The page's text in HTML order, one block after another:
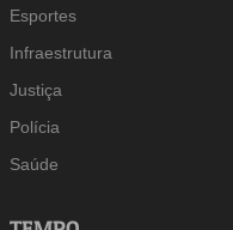
Esportes
Infraestrutura
Justiça
Polícia
Saúde